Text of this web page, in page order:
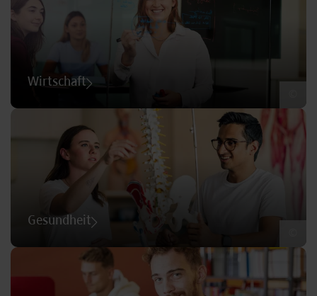
Wirtschaft
Gesundheit